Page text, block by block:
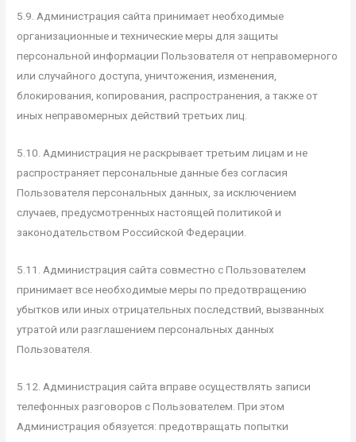
5.9. Администрация сайта принимает необходимые
организационные и технические меры для защиты
персональной информации Пользователя от неправомерного
или случайного доступа, уничтожения, изменения,
блокирования, копирования, распространения, а также от
иных неправомерных действий третьих лиц.
5.10. Администрация не раскрывает третьим лицам и не
распространяет персональные данные без согласия
Пользователя персональных данных, за исключением
случаев, предусмотренных настоящей политикой и
законодательством Российской Федерации.
5.11. Администрация сайта совместно с Пользователем
принимает все необходимые меры по предотвращению
убытков или иных отрицательных последствий, вызванных
утратой или разглашением персональных данных
Пользователя.
5.12. Администрация сайта вправе осуществлять записи
телефонных разговоров с Пользователем. При этом
Администрация обязуется: предотвращать попытки